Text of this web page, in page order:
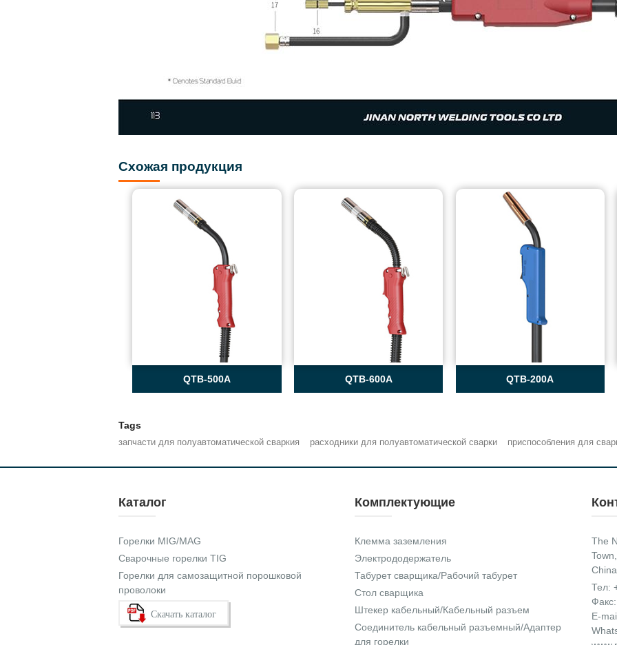
Схожая продукция
QTB-500A QTB-600A QTB-200A
Tags
запчасти для полуавтоматической сваркия
расходники для полуавтоматической сварки приспособления для
Каталог
Горелки MIG/MAG
Сварочные горелки TIG
Горелки для самозащитной порошковой
проволоки
Скачать каталог
Комплектующие
Клемма заземления
Электрододержатель
Табурет сварщика/Рабочий табурет
Стол сварщика
Штекер кабельный/Кабельный разъем
Соединитель кабельный разъемный/Адаптер
для горелки
The
Тел:
E-